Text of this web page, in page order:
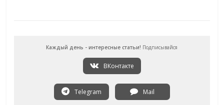
Каждый день - интересные статьи! Подписывайся
ВКонтакте
Telegram Mail